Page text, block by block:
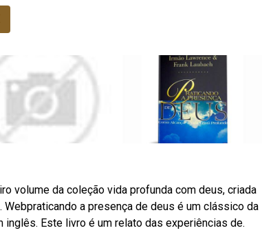
volume da coleção vida profunda com deus, criada
a presença de deus é um clássico da
Este livro é um relato das experiências de.